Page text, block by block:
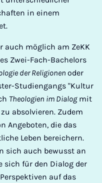
in einem
auch möglich am ZeKK
Zwei-Fach-Bachelors
der Religionen oder
Studiengangs "Kultur
Theologien im Dialogmit
absolvieren. Zudem
Angeboten, die das
Leben bereichern.
sich auch bewusst an
sich für den Dialog der
auf das